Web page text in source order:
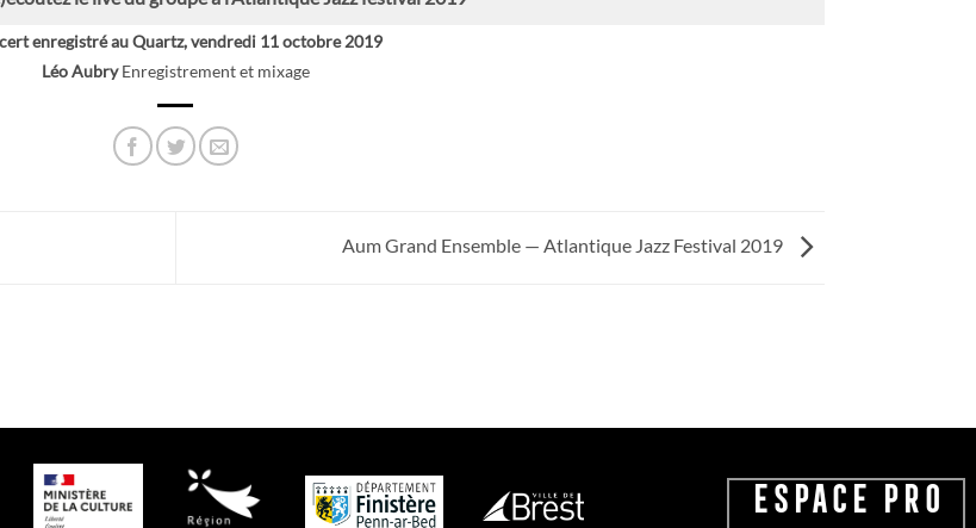
enregistré au Quartz, vendredi 11 octobre 2019
Léo AubryEnregistrement et mixage
Aum Grand Ensemble — Atlantique Jazz Festival 2019
ESPACE PRO